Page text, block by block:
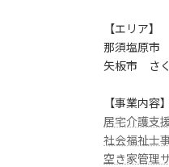
【エリア】
那須塩原
矢板市 さ
【事業内容】
居宅介護支
社会福祉士
空き家管理